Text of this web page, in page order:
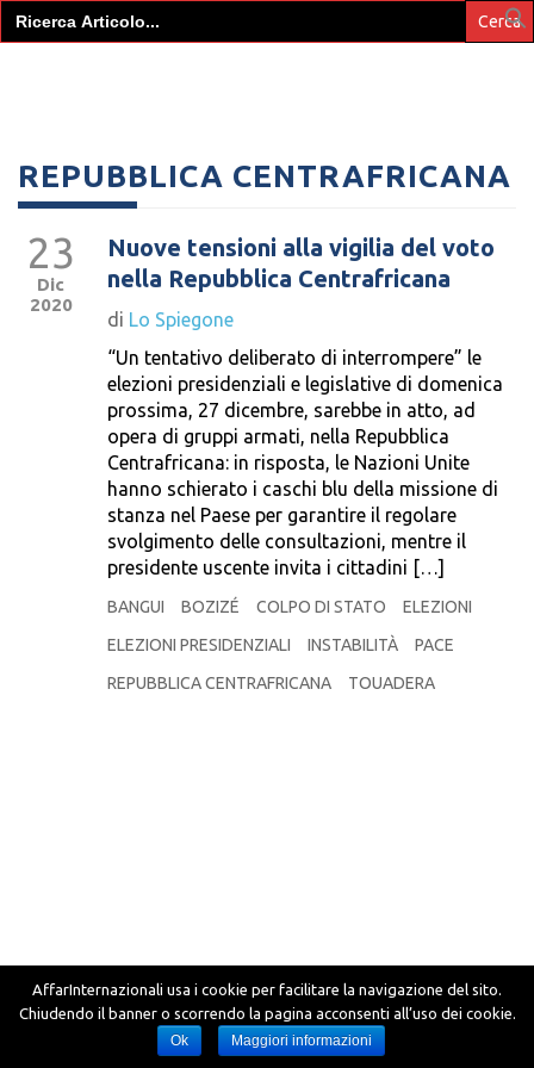
Search
for:
REPUBBLICA CENTRAFRICANA
23
Dic
2020
Nuove tensioni alla vigilia del voto
nella Repubblica Centrafricana
di Lo Spiegone
“Un tentativo deliberato di interrompere” le
elezioni presidenziali e legislative di domenica
prossima, 27 dicembre, sarebbe in atto, ad
opera di gruppi armati, nella Repubblica
Centrafricana: in risposta, le Nazioni Unite
hanno schierato i caschi blu della missione di
stanza nel Paese per garantire il regolare
svolgimento delle consultazioni, mentre il
presidente uscente invita i cittadini […]
BANGUI BOZIZÉ COLPO DI STATO
ELEZIONI
ELEZIONI PRESIDENZIALI
INSTABILITÀ
PACE
REPUBBLICA CENTRAFRICANA
TOUADERA
AffarInternazionali usa i cookie per facilitare la navigazione del sito.
Chiudendo il banner o scorrendo la pagina acconsenti all’uso dei cookie.
Ok
Maggiori informazioni